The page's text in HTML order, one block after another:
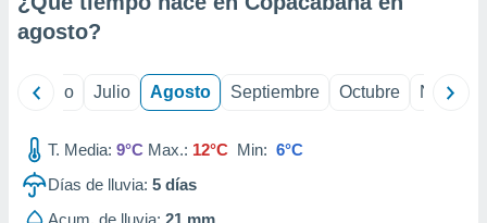
e
publicidad
agosto?
Junio Julio Agosto Septiembre Octubre
T. Media: 9°C Max.: 12°C Min: 6°C
Días de lluvia: 5 días
Acum. de lluvia: 21 mm